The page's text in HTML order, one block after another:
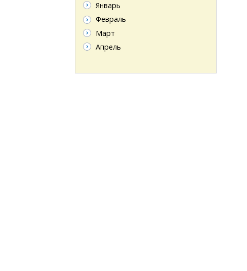
Январь
Февраль
Март
Апрель